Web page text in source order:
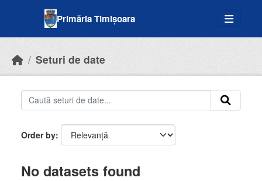
Primăria Timișoara
Seturi de date
Order by
No datasets found